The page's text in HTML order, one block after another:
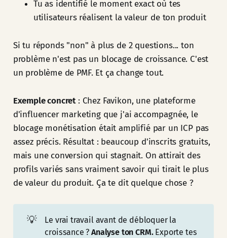
Tu as identifié le moment exact où tes
utilisateurs réalisent la valeur de ton produit
Si tu réponds "non" à plus de 2 questions... ton
problème n'est pas un blocage de croissance. C'est
un problème de PMF. Et ça change tout.
Exemple concret: Chez Favikon, une plateforme
d'influencer marketing que j'ai accompagnée, le
blocage monétisation était amplifié par un ICP pas
assez précis. Résultat : beaucoup d'inscrits gratuits,
mais une conversion qui stagnait. On attirait des
profils variés sans vraiment savoir qui tirait le plus
de valeur du produit. Ça te dit quelque chose ?
💡
Le vrai travail avant de débloquer la
croissance ?Analyse ton CRM. Exporte tes